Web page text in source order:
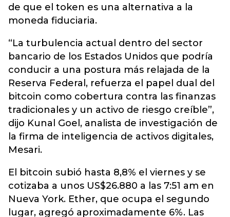
de que el token es una alternativa a la
moneda fiduciaria.
“La turbulencia actual dentro del sector
bancario de los Estados Unidos que podría
conducir a una postura más relajada de la
Reserva Federal, refuerza el papel dual del
bitcoin como cobertura contra las finanzas
tradicionales y un activo de riesgo creíble”,
dijo Kunal Goel, analista de investigación de
la firma de inteligencia de activos digitales,
Mesari.
El bitcoin subió hasta 8,8% el viernes y se
cotizaba a unos US$26.880 a las 7:51 am en
Nueva York. Ether, que ocupa el segundo
lugar, agregó aproximadamente 6%. Las